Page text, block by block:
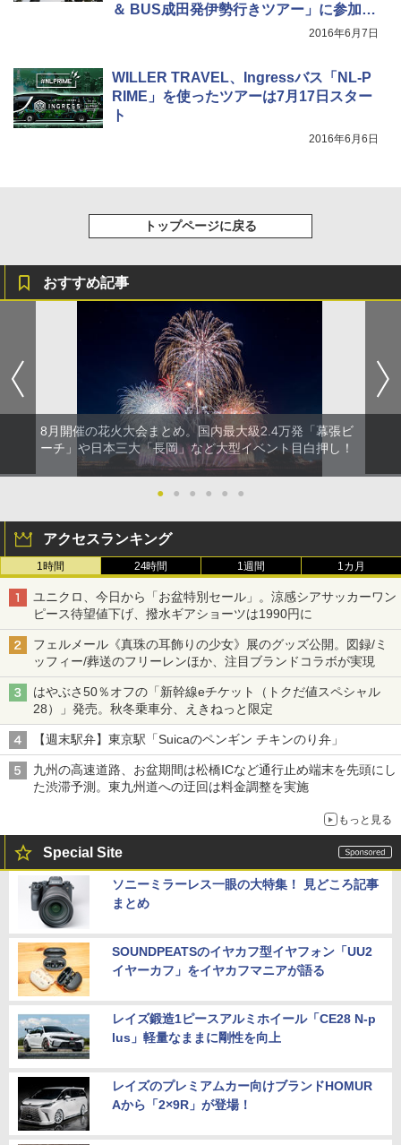
￥3,680
＆ BUS成田発伊勢行きツアー」に参加し
2016年6月7日
WILLER TRAVEL、Ingressバス「NL-P
RIME」を使ったツアーは7月17日スター
ト
2016年6月6日
トップページに戻る
おすすめ記事
8月開催の花火大会まとめ。国内最大級2.4万発「幕張ビ
ーチ」や日本三大「長岡」など大型イベント目白押し！
● ● ● ● ● ●
アクセスランキング
1時間 24時間 1週間 1カ月
ユニクロ、今日から「お盆特別セール」。涼感シアサッカーワン
ピース待望値下げ、撥水ギアショーツは1990円に
フェルメール《真珠の耳飾りの少女》展のグッズ公開。図録/ミ
ッフィー/葬送のフリーレンほか、注目ブランドコラボが実現
はやぶさ50％オフの「新幹線eチケット（トクだ値スペシャル
28）」発売。秋冬乗車分、えきねっと限定
【週末駅弁】東京駅「Suicaのペンギン チキンのり弁」
九州の高速道路、お盆期間は松橋ICなど通行止め端末を先頭にし
た渋滞予測。東九州道への迂回は料金調整を実施
もっと見る
Special Site
ソニーミラーレス一眼の大特集！ 見どころ記事
まとめ
SOUNDPEATSのイヤカフ型イヤフォン「UU2
イヤーカフ」をイヤカフマニアが語る
レイズ鍛造1ピースアルミホイール「CE28 N-p
lus」軽量なままに剛性を向上
レイズのプレミアムカー向けブランドHOMUR
Aから「2×9R」が登場！